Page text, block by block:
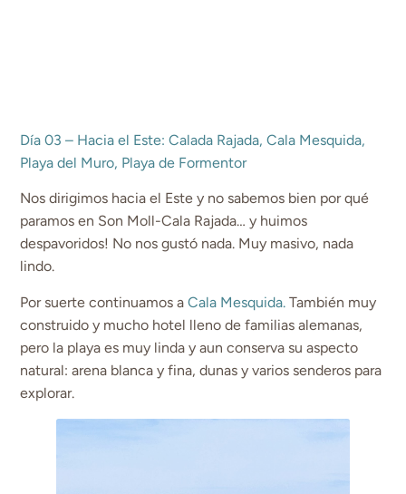
Día 03 – Hacia el Este: Calada Rajada, Cala Mesquida,
Playa del Muro, Playa de Formentor
Nos dirigimos hacia el Este y no sabemos bien por qué
paramos en Son Moll-Cala Rajada… y huimos
despavoridos! No nos gustó nada. Muy masivo, nada
lindo.
Por suerte continuamos aCala Mesquida. También muy
construido y mucho hotel lleno de familias alemanas,
pero la playa es muy linda y aun conserva su aspecto
natural: arena blanca y fina, dunas y varios senderos para
explorar.